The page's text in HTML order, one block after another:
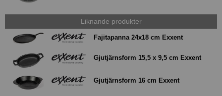
Liknande produkter
Fajitapanna 24x18 cm Exxent
Gjutjärnsform 15,5 x 9,5 cm Exxent
Gjutjärnsform 16 cm Exxent